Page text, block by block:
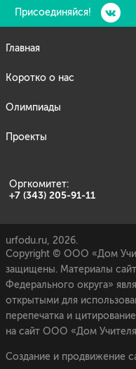
Присоединяйся!
Главная
Коротко о нас
Олимпиады
Проекты
Оргкомитет:
+7 (343) 205-91-11
urfodu.ru, 2026.
Copyright © ООО «Дом
защищены. Материалы
Федерального округа»
открытыми для
перепечатка и
на сайт ООО «Дом
Создание и продвижение